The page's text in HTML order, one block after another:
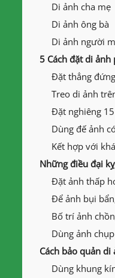
Di ảnh cha mẹ
Di ảnh ông bà
Di ảnh người
5 Cách đặt di ảnh
Đặt thẳng
Treo di ảnh
Đặt nghiêng
Dùng đế ảnh
Kết hợp với
Những điều đại
Đặt ảnh thấp
Để ảnh bụi
Bố trí ảnh
Dùng ảnh
Cách bảo quản
Dùng khung